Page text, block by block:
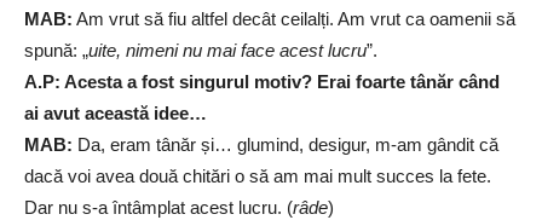
MAB: Am vrut să fiu altfel decât ceilalți. Am vrut ca oamenii să
spună: „uite, nimeni nu mai face acest lucru”.
A.P: Acesta a fost singurul motiv? Erai foarte tânăr când
ai avut această idee…
MAB: Da, eram tânăr și… glumind, desigur, m-am gândit că
dacă voi avea două chitări o să am mai mult succes la fete.
Dar nu s-a întâmplat acest lucru. (râde)